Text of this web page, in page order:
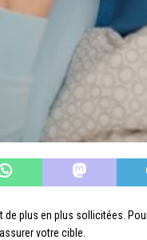
plus en plus sollicitées.
votre cible.